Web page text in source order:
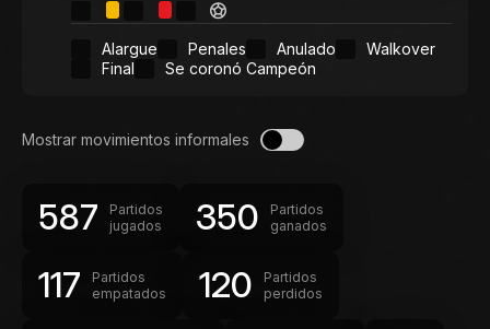
Alargue Penales Anulado
Walkover
Final
Se coronó Campeón
Mostrar movimientos informales
587
Partidos
jugados
350
Partidos
ganados
117
Partidos
empatados
120
Partidos
perdidos